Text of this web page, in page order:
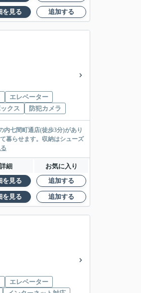
を見る 追加する
エレベーター
クス 防犯カメラ
七間町通店(徒歩3分)があり
暮らせます。収納はシューズ
詳細
お気に入り
を見る 追加する
を見る 追加する
エレベーター